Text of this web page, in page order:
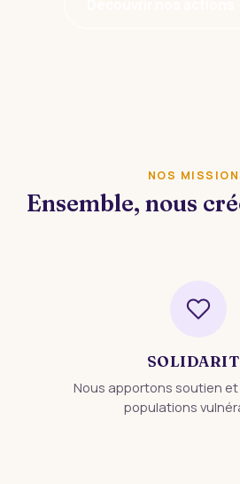
NOS
Ensemble, nous
Nous apportons soutien
populations